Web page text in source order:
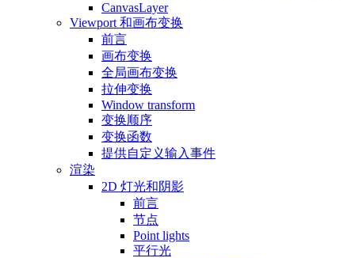
CanvasLayer
Viewport 和画布变换
前言
画布变换
全局画布变换
拉伸变换
Window transform
变换顺序
变换函数
提供自定义输入事件
渲染
2D 灯光和阴影
前言
节点
Point lights
平行光